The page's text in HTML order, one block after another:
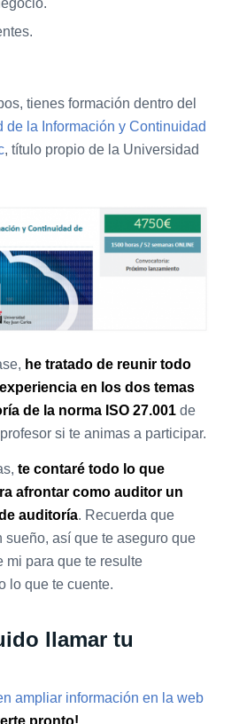
tienes formación dentro del
de la Información y Continuidad
, título propio de la Universidad
he tratado de reunir todo
en los dos temas
de la norma ISO 27.001de
si te animas a participar.
te contaré todo lo que
afrontar como auditor un
auditoría. Recuerda que
sueño, así que te aseguro que
mi para que te resulte
lo que te cuente.
llamar tu
ampliar información en la web
pronto!